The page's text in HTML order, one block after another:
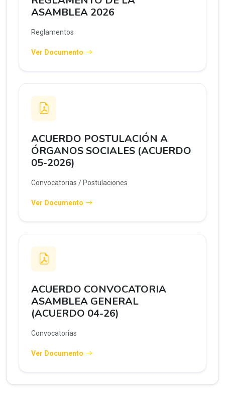
ASAMBLEA 2026
Reglamentos
Ver Documento
ACUERDO POSTULACIÓN A
ÓRGANOS SOCIALES (ACUERDO
05-2026)
Convocatorias / Postulaciones
Ver Documento
ACUERDO CONVOCATORIA
ASAMBLEA GENERAL
(ACUERDO 04-26)
Convocatorias
Ver Documento